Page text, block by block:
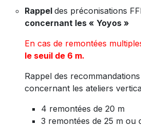
Rappel des préconisations
concernant les « Yoyos »
En cas de remontées
le seuil de 6 m.
Rappel des
concernant les ateliers
4 remontées de 20 m
3 remontées de 25 m ou